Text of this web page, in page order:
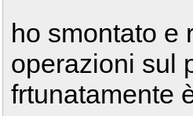
ho smontato e
operazioni sul
frtunatamente